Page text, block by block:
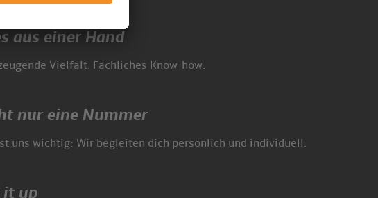
aus einer Hand
Vielfalt. Fachliches Know-how.
nur eine Nummer
uns wichtig: Wir begleiten dich persönlich und individuell.
it up